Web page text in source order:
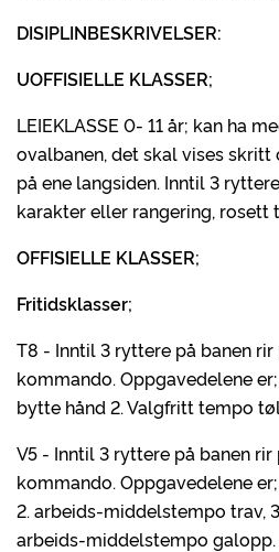
DISIPLINBESKRIVELSER:
UOFFISIELLE KLASSER;
LEIEKLASSE 0- 11 år; kan ha
ovalbanen, det skal vises
på ene langsiden. Inntil 3
karakter eller rangering, rosett
OFFISIELLE KLASSER;
Fritidsklasser;
T8 - Inntil 3 ryttere på banen rir
kommando. Oppgavedelene
bytte hånd 2. Valgfritt tempo
V5 - Inntil 3 ryttere på banen rir
kommando. Oppgavedelene
2. arbeids-middelstempo trav,
arbeids-middelstempo galopp.